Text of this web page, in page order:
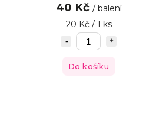
40 Kč / balení
20 Kč / 1 ks
Do košíku